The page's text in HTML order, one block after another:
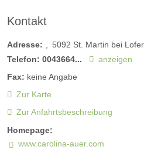
Kontakt
Adresse: 5092 St. Martin bei Lofer
Telefon: 0043664...
anzeigen
Fax: keine Angabe
Zur Karte
Zur Anfahrtsbeschreibung
Homepage:
www.carolina-auer.com